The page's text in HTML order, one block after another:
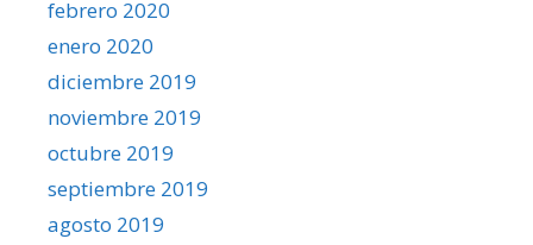
febrero 2020
enero 2020
diciembre 2019
noviembre 2019
octubre 2019
septiembre 2019
agosto 2019